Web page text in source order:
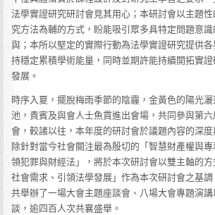
法學實證研究研討會見其用心；本研討會以主題
究方法為輔的方式，盼能吸引眾多具特定問題意
與；本所以堅定的實際行動為法學實證研究提供
持穩定累積學術能量，同時並期許能持續開拓實
發展。
時序入夏，擺脫梅雨季節的陰霾，金黃色的陽光
池，貴賓及與會人士魚貫進出會場，共同參與第
會，較諸以往，本年度的研討會於議題內容的深度
除針對當今社會關注最為殷切的「智慧財產權與
領犯罪與財經法」，將於本次研討會以雙主軸的
社會需求、引領法學發展」作為本次研討會之基調
共舉辦了一場大會主題座談會、八場大會專題演
談，逾四百人次共襄盛舉。